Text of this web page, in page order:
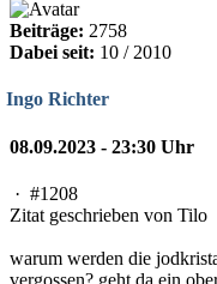
Beiträge: 2758
Dabei seit: 10 / 2010
Ingo Richter
08.09.2023 - 23:30 Uhr
· #1208
Zitat geschrieben von Tilo
warum werden die
vergossen? geht da ein